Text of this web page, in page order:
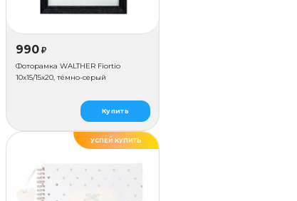
990 ₽
Фоторамка WALTHER Fiortio
10x15/15х20, тёмно-серый
Купить
УСПЕЙ КУПИТЬ